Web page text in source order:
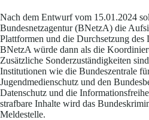
Nach dem Entwurf vom 15.01.2024
Bundesnetzagentur (BNetzA) die
Plattformen und die Durchsetzung
BNetzA würde dann als die
Zusätzliche Sonderzuständigkeiten
Institutionen wie die Bundeszentrale
Jugendmedienschutz und den
Datenschutz und die
strafbare Inhalte wird das
Meldestelle.